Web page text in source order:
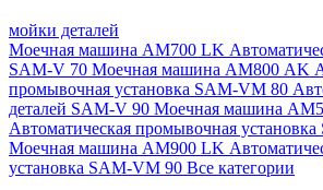
мойки деталей
Моечная машина AM700 LK
SAM-V 70 Моечная машина АМ800 AK
промывочная установка SAM-VM 80
деталей SAM-V 90 Моечная машина
Автоматическая промывочная
Моечная машина AM900 LK
установка SAM-VM 90 Все категории